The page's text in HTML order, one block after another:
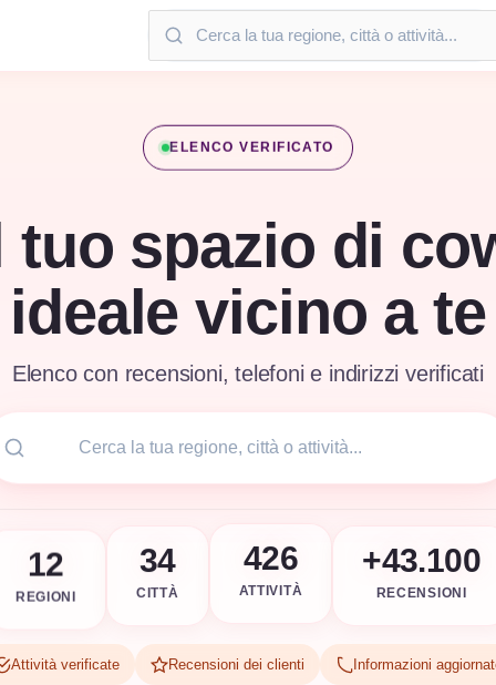
ELENCO VERIFICATO
tuo spazio di
ideale vicino a te
Elenco con recensioni, telefoni e indirizzi verificati
12
REGIONI
34
CITTÀ
426
ATTIVITÀ
+43.100
RECENSIONI
Attività verificate Recensioni dei clienti Informazioni